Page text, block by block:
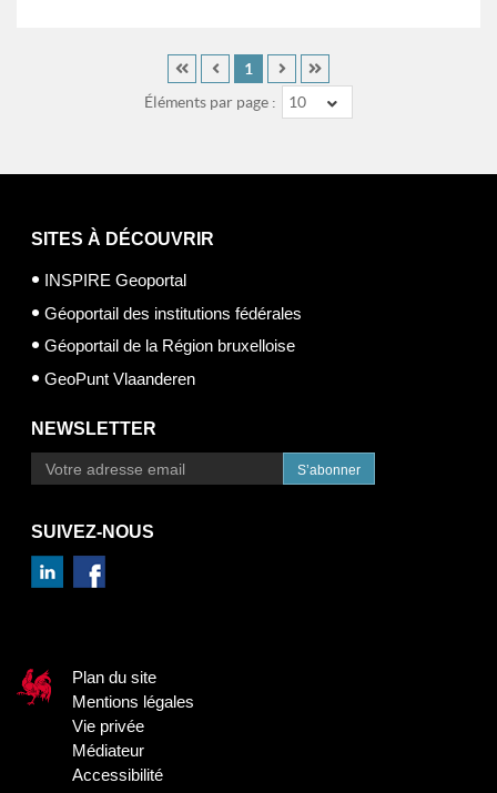
Éléments par page : 10
1
SITES À DÉCOUVRIR
INSPIRE Geoportal
Géoportail des institutions fédérales
Géoportail de la Région bruxelloise
GeoPunt Vlaanderen
NEWSLETTER
S’abonner
SUIVEZ-NOUS
Plan du site
Mentions légales
Vie privée
Médiateur
Accessibilité